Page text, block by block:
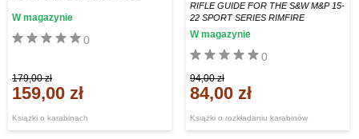
Książki o karabinach
0
W magazynie
179,00 zł
159,00 zł
RIFLE GUIDE FOR THE S&W M&P 15-
22 SPORT SERIES RIMFIRE
Książki o rozkładaniu karabinów
0
W magazynie
94,00 zł
84,00 zł